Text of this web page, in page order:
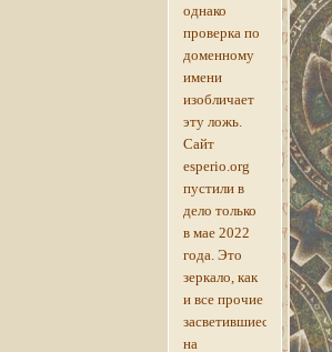
однако
проверка по
доменному
имени
изобличает
эту ложь.
Сайт
esperio.org
пустили в
дело только
в мае 2022
года. Это
зеркало, как
и все прочие
засветившиеся
на